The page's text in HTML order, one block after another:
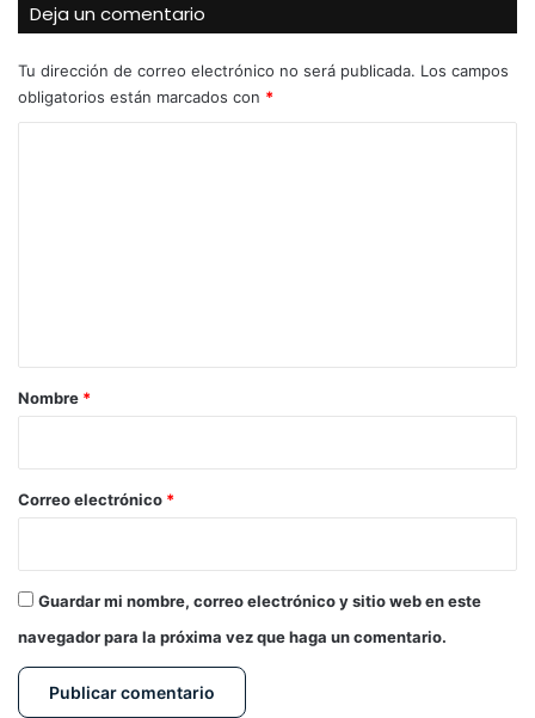
Deja un comentario
Tu dirección de correo electrónico no será publicada. Los campos
obligatorios están marcados con *
r
*
Nombre *
Correo electrónico *
Guardar mi nombre, correo electrónico y sitio web en este
navegador para la próxima vez que haga un comentario.